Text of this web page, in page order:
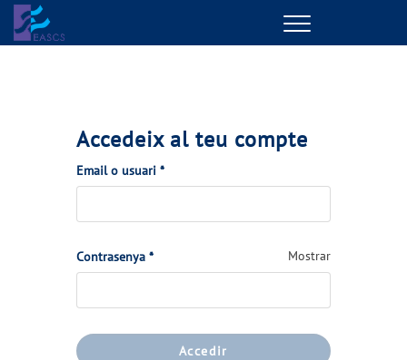
Menu
LA TEVA AIGUA
CONEIX-NOS
EL NOSTRE COMPROMÍS
Accedeix al teu compte
Email o usuari *(Obligatori)
Contrasenya *(Obligatori) Mostrar
Accedir